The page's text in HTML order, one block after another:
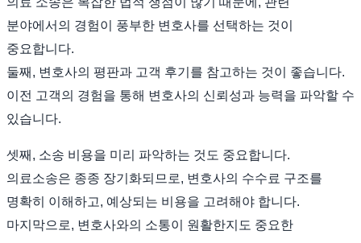
분야에서의 경험이 풍부한 변호사를 선택하는 것이
중요합니다.
둘째, 변호사의 평판과 고객 후기를 참고하는 것이 좋습니다.
이전 고객의 경험을 통해 변호사의 신뢰성과 능력을 파악할 수
있습니다.
셋째, 소송 비용을 미리 파악하는 것도 중요합니다.
의료소송은 종종 장기화되므로, 변호사의 수수료 구조를
명확히 이해하고, 예상되는 비용을 고려해야 합니다.
마지막으로, 변호사와의 소통이 원활한지도 중요한